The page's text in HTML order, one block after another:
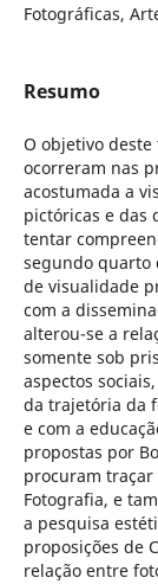
Fotográficas,
Resumo
O objetivo
ocorreram nas
acostumada a
pictóricas e das
tentar
segundo quarto
de visualidade
com a
alterou-se a
somente sob
aspectos
da trajetória da
e com a
propostas por
procuram
Fotografia, e
a pesquisa
proposições de
relação entre